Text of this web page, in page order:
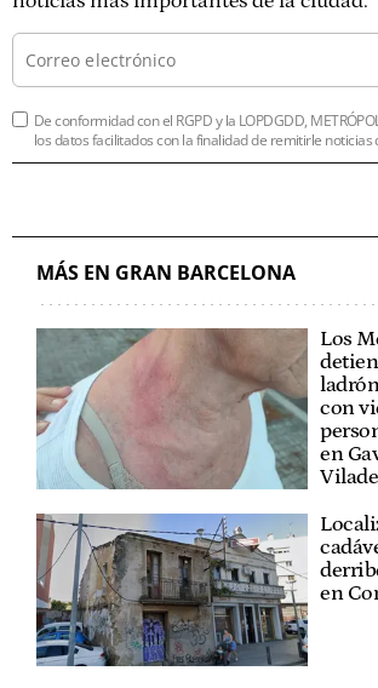
De conformidad con el RGPD y la LOPDGDD,
los datos facilitados con la finalidad de remitirle noticias
MÁS EN GRAN BARCELONA
Los
con
en
en